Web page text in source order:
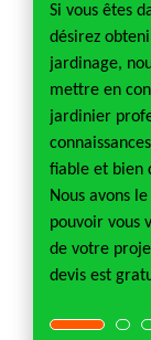
Si vous êtes
désirez
jardinage,
mettre en
jardinier
fiable et bien
Nous avons
pouvoir vous
de votre
devis est